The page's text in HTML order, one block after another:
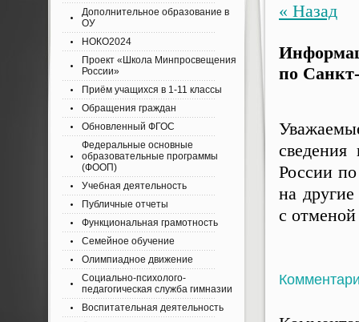
« Назад
по
России
на
с
Дополнительное образование в
ОУ
НОКО2024
Проект «Школа Минпросвещения
России»
Приём учащихся в 1-11 классы
Обращения граждан
Обновленный ФГОС
Федеральные основные
образовательные программы
(ФООП)
Учебная деятельность
Публичные отчеты
Функциональная грамотность
Семейное обучение
Олимпиадное движение
Социально-психолого-
педагогическая служба гимназии
Воспитательная деятельность